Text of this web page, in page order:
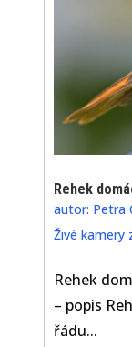
Rehek
autor: Petra
Živé kamery
Rehek
– popis
řádu...